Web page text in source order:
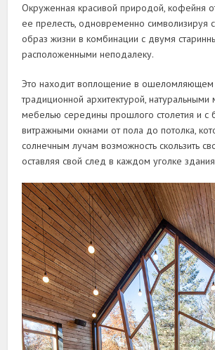
Окруженная красивой природой, кофейня
ее прелесть, одновременно символизируя
образ жизни в комбинации с двумя
расположенными неподалеку.
Это находит воплощение в ошеломляющем
традиционной архитектурой, натуральными
мебелью середины прошлого столетия и с
витражными окнами от пола до потолка,
солнечным лучам возможность скользить
оставляя свой след в каждом уголке